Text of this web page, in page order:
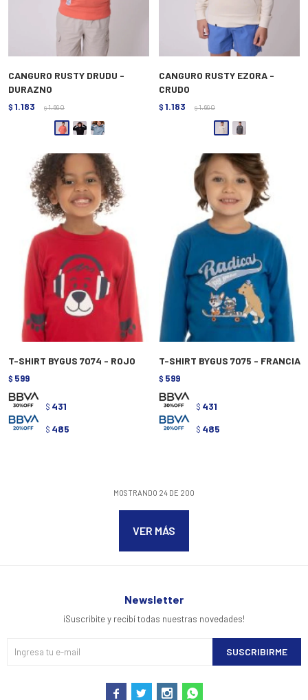
CANGURO RUSTY DRUDU -
DURAZNO
$ 1.183 $ 1.690
CANGURO RUSTY EZORA -
CRUDO
$ 1.183 $ 1.690
T-SHIRT BYGUS 7074 - ROJO
$ 599
$ 431
$ 485
T-SHIRT BYGUS 7075 - FRANCIA
$ 599
$ 431
$ 485
MOSTRANDO 24 DE 200
VER MÁS
Newsletter
¡Suscribite y recibí todas nuestras novedades!
SUSCRIBIRME
   